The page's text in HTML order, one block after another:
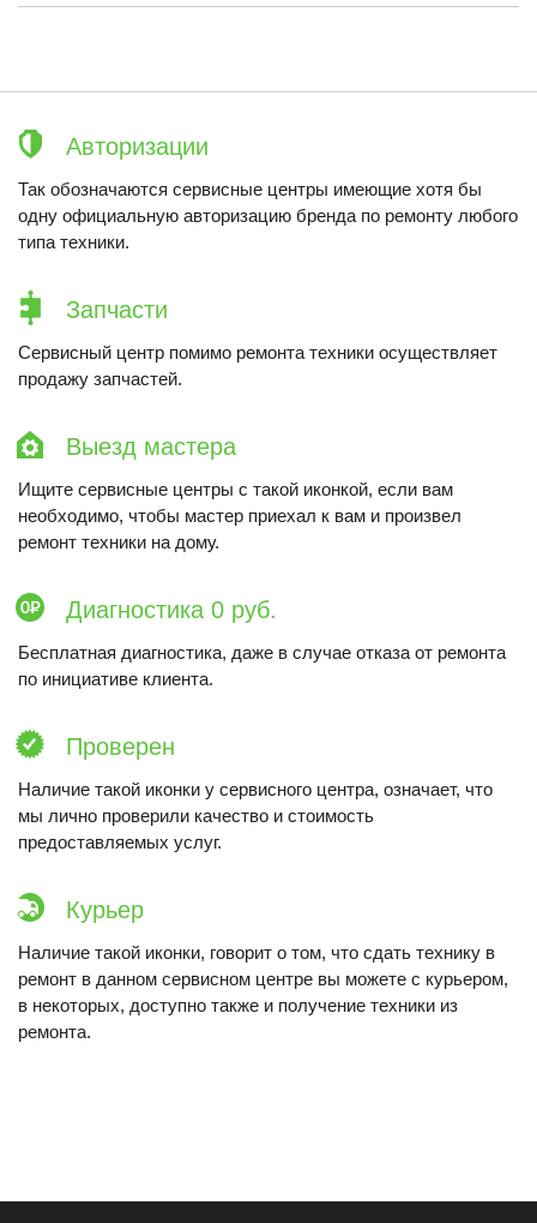
Авторизации
Так обозначаются сервисные центры имеющие хотя бы
одну официальную авторизацию бренда по ремонту любого
типа техники.
Запчасти
Сервисный центр помимо ремонта техники осуществляет
продажу запчастей.
Выезд мастера
Ищите сервисные центры с такой иконкой, если вам
необходимо, чтобы мастер приехал к вам и произвел
ремонт техники на дому.
Диагностика 0 руб.
Бесплатная диагностика, даже в случае отказа от ремонта
по инициативе клиента.
Проверен
Наличие такой иконки у сервисного центра, означает, что
мы лично проверили качество и стоимость
предоставляемых услуг.
Курьер
Наличие такой иконки, говорит о том, что сдать технику в
ремонт в данном сервисном центре вы можете с курьером,
в некоторых, доступно также и получение техники из
ремонта.